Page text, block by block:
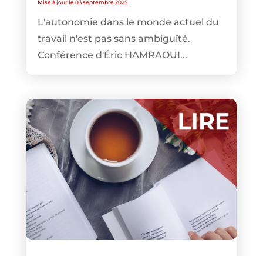
Mise à jour le 03 septembre 2025
L'autonomie dans le monde actuel du
travail n'est pas sans ambiguïté.
Conférence d'Éric HAMRAOUI...